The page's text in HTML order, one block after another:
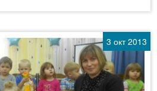
3 окт 2013